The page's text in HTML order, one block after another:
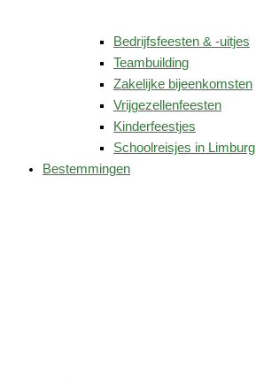
Bedrijfsfeesten & -uitjes
Teambuilding
Zakelijke bijeenkomsten
Vrijgezellenfeesten
Kinderfeestjes
Schoolreisjes in Limburg
Bestemmingen